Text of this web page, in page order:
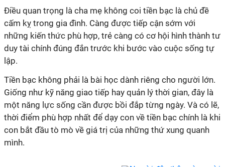
Điều quan trọng là cha mẹ không coi tiền bạc là chủ đề
cấm kỵ trong gia đình. Càng được tiếp cận sớm với
những kiến thức phù hợp, trẻ càng có cơ hội hình thành tư
duy tài chính đúng đắn trước khi bước vào cuộc sống tự
lập.
Tiền bạc không phải là bài học dành riêng cho người lớn.
Giống như kỹ năng giao tiếp hay quản lý thời gian, đây là
một năng lực sống cần được bồi đắp từng ngày. Và có lẽ,
thời điểm phù hợp nhất để dạy con về tiền bạc chính là khi
con bắt đầu tò mò về giá trị của những thứ xung quanh
mình.